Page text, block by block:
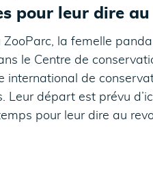
pour leur dire
la femelle
le Centre de
international de
Leur départ est prévu
pour leur dire au